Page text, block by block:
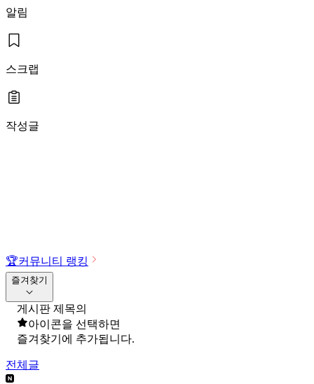
알림
스크랩
작성글
🏆커뮤니티 랭킹
즐겨찾기
게시판 제목의
아이콘을 선택하면
즐겨찾기에 추가됩니다.
전체글